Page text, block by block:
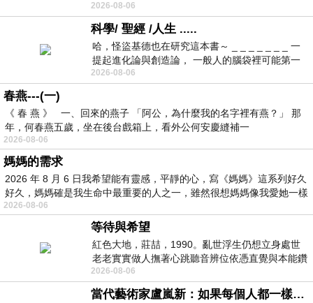
不同樣貌的家庭！ 《女大
2026-08-06
科學/ 聖經 /人生 .....
哈，怪盜基德也在研究這本書～ _ _ _ _ _ _ _ 一
提起進化論與創造論， 一般人的腦袋裡可能第一
時間就有「 進化論很科
2026-08-06
春燕---(一)
《 春 燕 》 一、回來的燕子 「阿公，為什麼我的名字裡有燕？」 那
年，何春燕五歲，坐在後台戲箱上，看外公何安慶縫補一
2026-08-06
媽媽的需求
2026 年 8 月 6 日我希望能有靈感，平靜的心，寫《媽媽》這系列好久
好久，媽媽確是我生命中最重要的人之一，雖然很想媽媽像我愛她一樣
2026-08-06
等待與希望
紅色大地，莊喆，1990。亂世浮生仍想立身處世
老老實實做人撫著心跳聽音辨位依憑直覺與本能鑽
向裂隙的亮處探索另一個心聲另一個共鳴的
2026-08-06
當代藝術家盧嵐新：如果每個人都一樣，這世界該有多無聊？